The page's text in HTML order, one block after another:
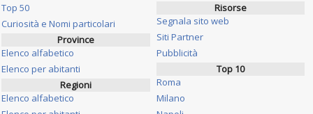
Top 50
Curiosità e Nomi particolari
Province
Elenco alfabetico
Elenco per abitanti
Regioni
Elenco alfabetico
Risorse
Segnala sito web
Siti Partner
Pubblicità
Top 10
Roma
Milano